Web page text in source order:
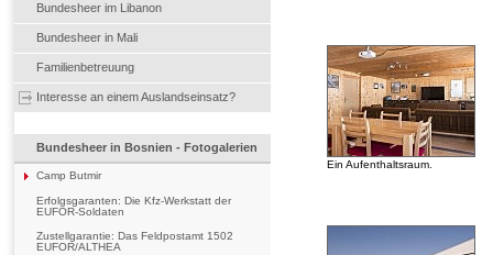
Bundesheer im Libanon
Bundesheer in Mali
Familienbetreuung
Interesse an einem Auslandseinsatz?
Bundesheer in Bosnien - Fotogalerien
Camp Butmir
Erfolgsgaranten: Die Kfz-Werkstatt der
EUFOR-Soldaten
Zustellgarantie: Das Feldpostamt 1502
EUFOR/ALTHEA
Ein Aufenthaltsraum.